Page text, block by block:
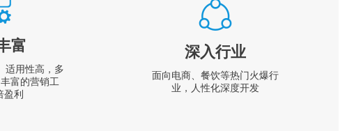
富
适用性高，多
富的营销工
盈利
深入行业
面向电商、餐饮等热门火爆行
业，人性化深度开发